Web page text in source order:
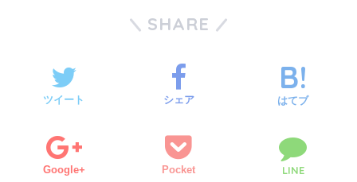
SHARE
ツイート シェア はてブ
Google+ Pocket LINE